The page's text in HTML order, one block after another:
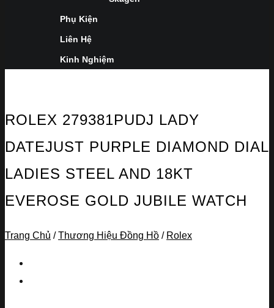
Phụ Kiện
Liên Hệ
Kinh Nghiệm
ROLEX 279381PUDJ LADY
DATEJUST PURPLE DIAMOND DIAL
LADIES STEEL AND 18KT
EVEROSE GOLD JUBILE WATCH
Trang Chủ / Thương Hiệu Đồng Hồ / Rolex